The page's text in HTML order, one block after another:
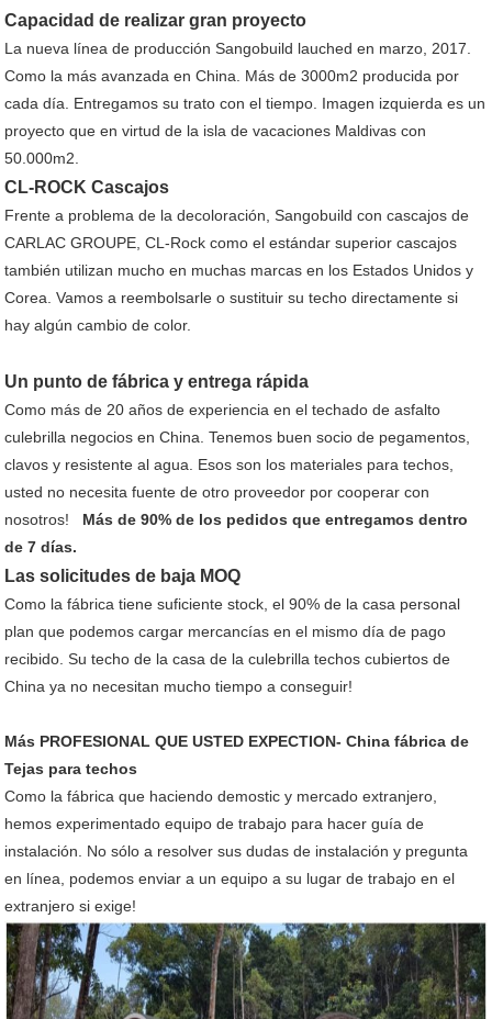
Capacidad de realizar gran proyecto
La nueva línea de producción Sangobuild lauched en marzo, 2017.
Como la más avanzada en China. Más de 3000m2 producida por
cada día. Entregamos su trato con el tiempo. Imagen izquierda es un
proyecto que en virtud de la isla de vacaciones Maldivas con
50.000m2.
CL-ROCK Cascajos
Frente a problema de la decoloración, Sangobuild con cascajos de
CARLAC GROUPE, CL-Rock como el estándar superior cascajos
también utilizan mucho en muchas marcas en los Estados Unidos y
Corea. Vamos a reembolsarle o sustituir su techo directamente si
hay algún cambio de color.
Un punto de fábrica y entrega rápida
Como más de 20 años de experiencia en el techado de asfalto
culebrilla negocios en China. Tenemos buen socio de pegamentos,
clavos y resistente al agua. Esos son los materiales para techos,
usted no necesita fuente de otro proveedor por cooperar con
nosotros! Más de 90% de los pedidos que entregamos dentro
de 7 días.
Las solicitudes de baja MOQ
Como la fábrica tiene suficiente stock, el 90% de la casa personal
plan que podemos cargar mercancías en el mismo día de pago
recibido. Su techo de la casa de la culebrilla techos cubiertos de
China ya no necesitan mucho tiempo a conseguir!
Más PROFESIONAL QUE USTED EXPECTION- China fábrica de
Tejas para techos
Como la fábrica que haciendo demostic y mercado extranjero,
hemos experimentado equipo de trabajo para hacer guía de
instalación. No sólo a resolver sus dudas de instalación y pregunta
en línea, podemos enviar a un equipo a su lugar de trabajo en el
extranjero si exige!